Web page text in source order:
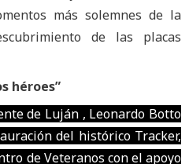
más solemnes de la
de las placas
héroes”
de Luján , Leonardo Botto
del histórico Tracker,
de Veteranos con el apoyo